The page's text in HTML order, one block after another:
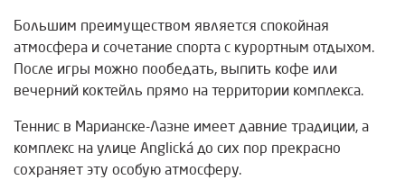
Большим преимуществом является спокойная
атмосфера и сочетание спорта с курортным отдыхом.
После игры можно пообедать, выпить кофе или
вечерний коктейль прямо на территории комплекса.
Теннис в Марианске-Лазне имеет давние традиции, а
комплекс на улице Anglická до сих пор прекрасно
сохраняет эту особую атмосферу.